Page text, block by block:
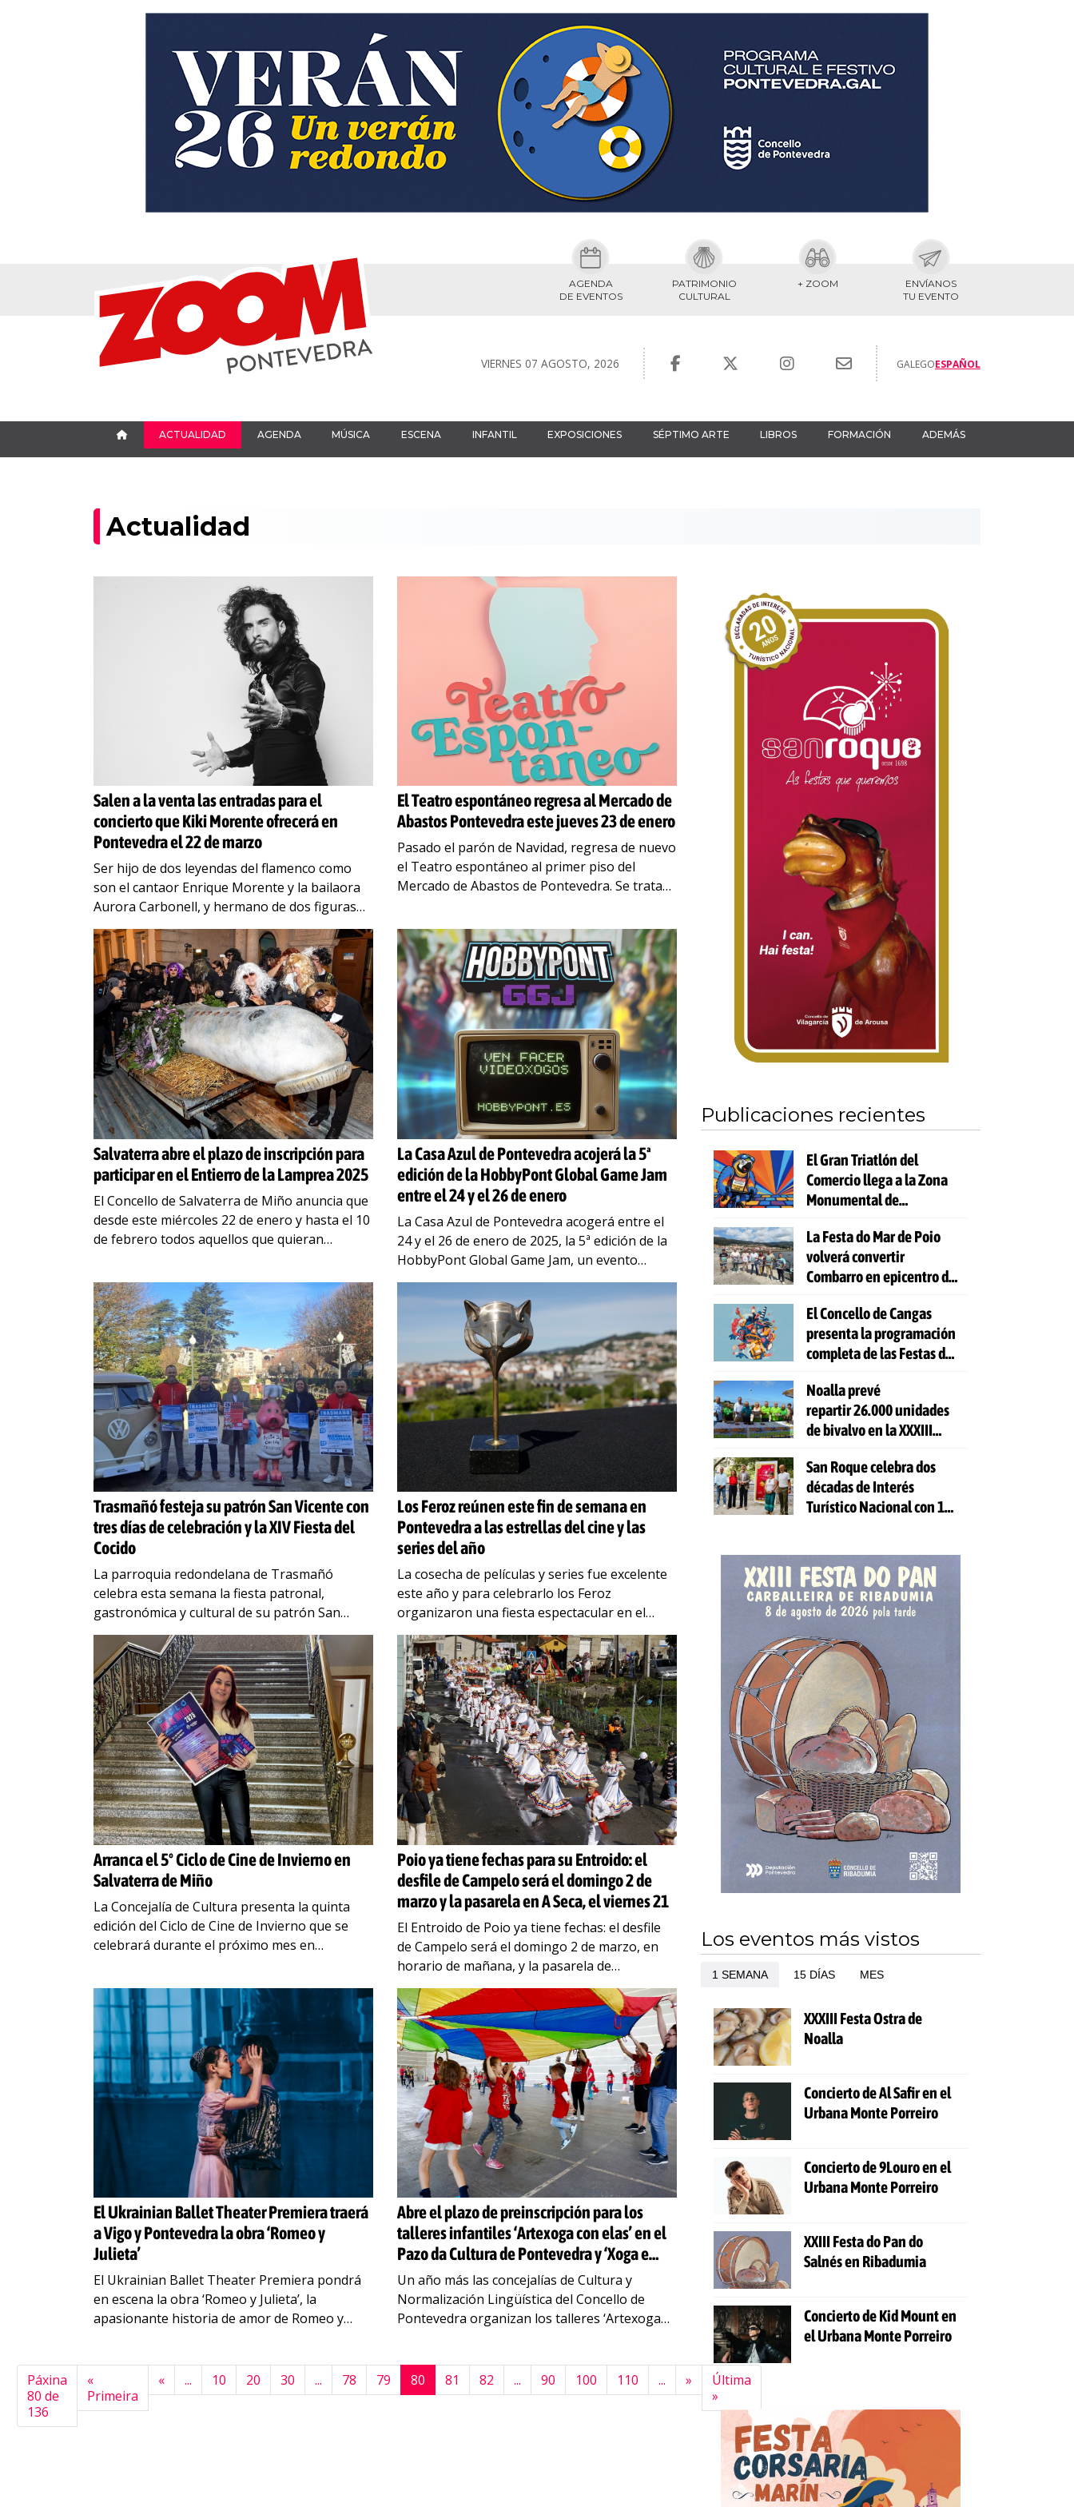
AGENDA
DE EVENTOS
PATRIMONIO
CULTURAL
+ ZOOM
ENVÍANOS
TU EVENTO
VIERNES 07 AGOSTO, 2026 GALEGOESPAÑOL
ACTUALIDAD AGENDA MÚSICA ESCENA INFANTIL EXPOSICIONES SÉPTIMO ARTE LIBROS FORMACIÓN ADEMÁS
Actualidad
Salen a la venta las entradas para el
concierto que Kiki Morente ofrecerá en
Pontevedra el 22 de marzo
Ser hijo de dos leyendas del flamenco como
son el cantaor Enrique Morente y la bailaora
Aurora Carbonell, y hermano de dos figuras
renovadoras del género como Soleá y Estrella,
…
El Teatro espontáneo regresa al Mercado de
Abastos Pontevedra este jueves 23 de enero
Pasado el parón de Navidad, regresa de nuevo
el Teatro espontáneo al primer piso del
Mercado de Abastos de Pontevedra. Se trata
Salvaterra abre el plazo de inscripción para
participar en el Entierro de la Lamprea 2025
El Concello de Salvaterra de Miño anuncia que
desde este miércoles 22 de enero y hasta el 10
de febrero todos aquellos que quieran
La Casa Azul de Pontevedra acojerá la 5ª
edición de la HobbyPont Global Game Jam
entre el 24 y el 26 de enero
La Casa Azul de Pontevedra acogerá entre el
24 y el 26 de enero de 2025, la 5ª edición de la
HobbyPont Global Game Jam, un evento
gratuito que reunirá…
Trasmañó festeja su patrón San Vicente con
tres días de celebración y la XIV Fiesta del
Cocido
La parroquia redondelana de Trasmañó
celebra esta semana la fiesta patronal,
gastronómica y cultural de su patrón San
Vicente. La alcaldesa, Digna Rivas, y la
concejala de Cultura, Rita Táboas,…
Los Feroz reúnen este fin de semana en
Pontevedra a las estrellas del cine y las
series del año
La cosecha de películas y series fue excelente
este año y para celebrarlo los Feroz
organizaron una fiesta espectacular en el
Pazo da Cultura de Pontevedra este sábado 25
de…
Arranca el 5º Ciclo de Cine de Invierno en
Salvaterra de Miño
La Concejalía de Cultura presenta la quinta
edición del Ciclo de Cine de Invierno que se
celebrará durante el próximo mes en
Poio ya tiene fechas para su Entroido: el
desfile de Campelo será el domingo 2 de
marzo y la pasarela en A Seca, el viernes 21
El Entroido de Poio ya tiene fechas: el desfile
de Campelo será el domingo 2 de marzo, en
horario de mañana, y la pasarela de
comparsas en A Seca, el…
El Ukrainian Ballet Theater Premiera traerá
a Vigo y Pontevedra la obra ‘Romeo y
Julieta’
El Ukrainian Ballet Theater Premiera pondrá
en escena la obra ‘Romeo y Julieta’, la
apasionante historia de amor de Romeo y
Abre el plazo de preinscripción para los
talleres infantiles ‘Artexoga con elas’ en el
Pazo da Cultura de Pontevedra y ‘Xoga e
crea’ en Monte Porreiro, ambos de la mano
de Migallas Teatro
Un año más las concejalías de Cultura y
Normalización Lingüística del Concello de
Pontevedra organizan los talleres ‘Artexoga
Páxina
80 de
136
«
Primeira
« ... 10 20 30 ... 78 79 80 81 82 ... 90 100 110 ... »
Última
»
Publicaciones recientes
El Gran Triatlón del
Comercio llega a la Zona
Monumental de
La Festa do Mar de Poio
volverá convertir
Combarro en epicentro de
El Concello de Cangas
presenta la programación
completa de las Festas do
Noalla prevé
repartir 26.000 unidades
de bivalvo en la XXXIII
San Roque celebra dos
décadas de Interés
Turístico Nacional con 10
Los eventos más vistos
1 SEMANA 15 DÍAS MES
XXXIII Festa Ostra de
Noalla
Concierto de Al Safir en el
Urbana Monte Porreiro
Concierto de 9Louro en el
Urbana Monte Porreiro
XXIII Festa do Pan do
Salnés en Ribadumia
Concierto de Kid Mount en
el Urbana Monte Porreiro